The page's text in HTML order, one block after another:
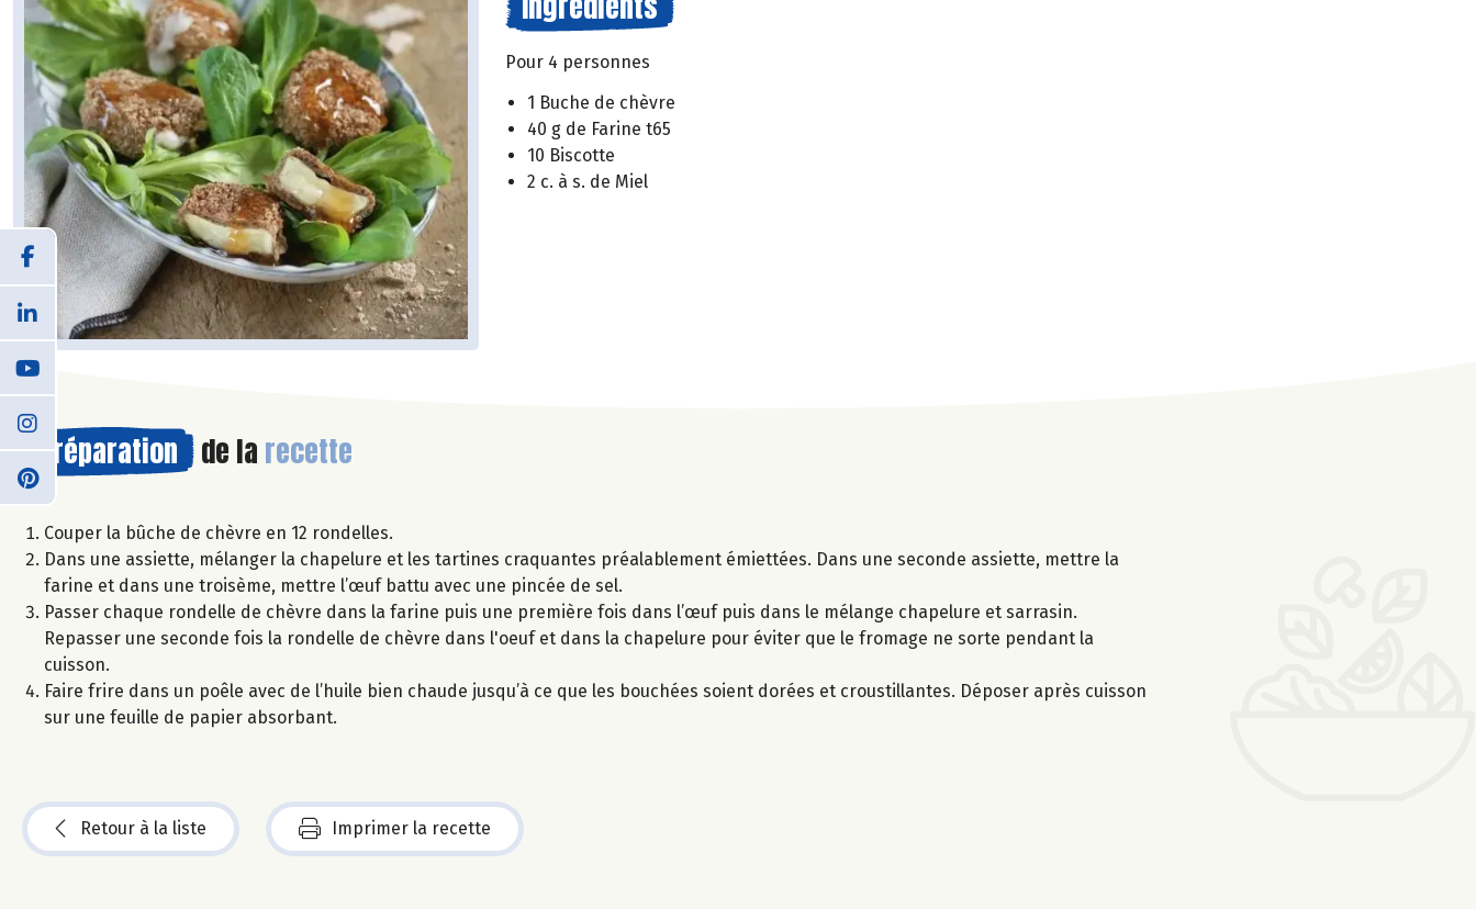
Pour 4 personnes
1 Buche de chèvre
40 g de Farine t65
10 Biscotte
2 c. à s. de Miel
Préparation de la recette
Couper la bûche de chèvre en 12 rondelles.
Dans une assiette, mélanger la chapelure et les tartines craquantes préalablement émiettées. Dans une seconde assiette, mettre la
farine et dans une troisème, mettre l’œuf battu avec une pincée de sel.
Passer chaque rondelle de chèvre dans la farine puis une première fois dans l’œuf puis dans le mélange chapelure et sarrasin.
Repasser une seconde fois la rondelle de chèvre dans l'oeuf et dans la chapelure pour éviter que le fromage ne sorte pendant la
cuisson.
Faire frire dans un poêle avec de l’huile bien chaude jusqu’à ce que les bouchées soient dorées et croustillantes. Déposer après cuisson
sur une feuille de papier absorbant.
Retour à la liste Imprimer la recette